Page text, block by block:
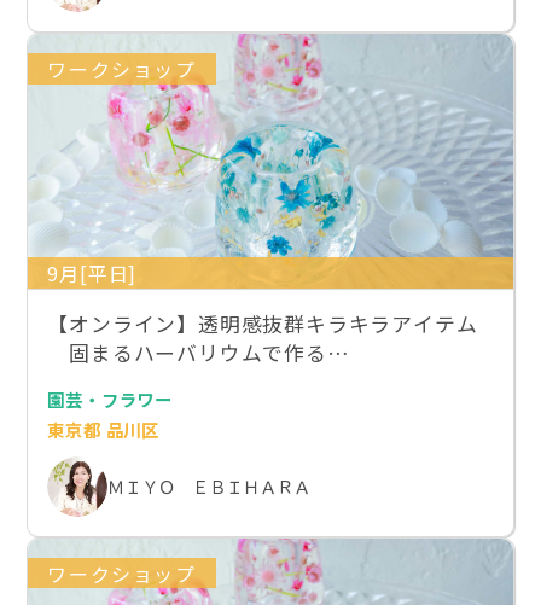
ワークショップ
9月[平日]
【オンライン】透明感抜群キラキラアイテム
固まるハーバリウムで作る…
園芸・フラワー
東京都 品川区
ＭＩＹＯ ＥＢＩＨＡＲＡ
ワークショップ